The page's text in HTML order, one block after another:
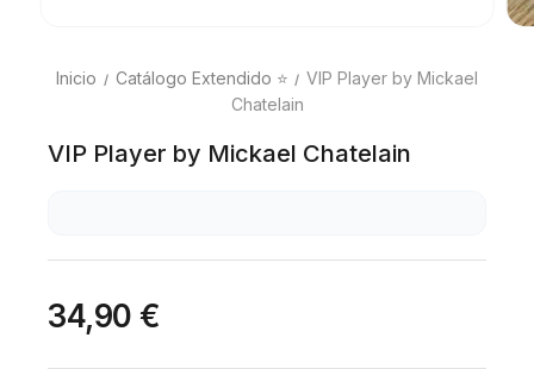
Inicio Catálogo Extendido ⭐
VIP Player by Mickael
Chatelain
VIP Player by Mickael Chatelain
34,90 €